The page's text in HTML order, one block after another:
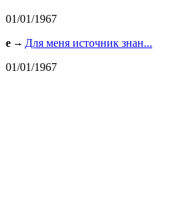
01/01/1967
e
Для меня источник знан...
01/01/1967